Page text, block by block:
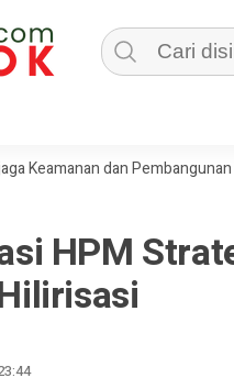
dan Pembangunan Papua
HPM